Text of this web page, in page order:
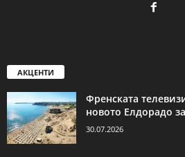
АКЦЕНТИ
Френската
новото Елдорадо
30.07.2026